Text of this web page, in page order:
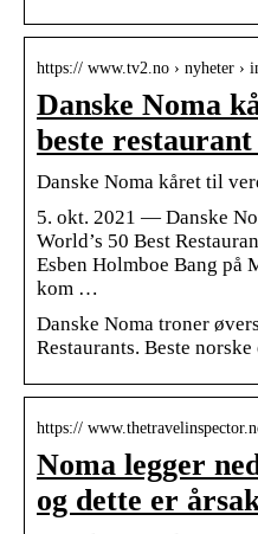
https:// www.tv2.no › nyheter ›
Danske Noma
beste
Danske Noma kåret til
5. okt. 2021 — Danske
World’s 50 Best
Esben Holmboe Bang på
kom …
Danske Noma troner
Restaurants. Beste
https://
Noma legger
og dette er